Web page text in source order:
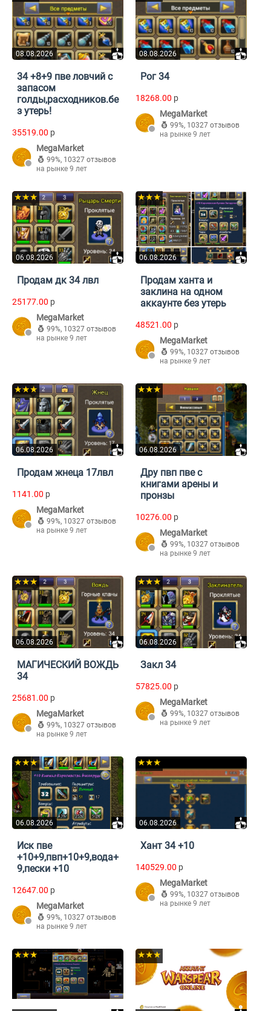
08.08.2026
34 +8+9 пве ловчий с
запасом
голды,расходников.бе
з утерь!
35519.00 p
MegaMarket
99%, 10327 отзывов
на рынке 9 лет
08.08.2026
Рог 34
18268.00 p
MegaMarket
99%, 10327 отзывов
на рынке 9 лет
06.08.2026
★★★
Продам дк 34 лвл
25177.00 p
MegaMarket
99%, 10327 отзывов
на рынке 9 лет
06.08.2026
★★★
Продам ханта и
заклина на одном
аккаунте без утерь
48521.00 p
MegaMarket
99%, 10327 отзывов
на рынке 9 лет
06.08.2026
★★★
Продам жнеца 17лвл
1141.00 p
MegaMarket
99%, 10327 отзывов
на рынке 9 лет
06.08.2026
★★★
Дру пвп пве с
книгами арены и
пронзы
10276.00 p
MegaMarket
99%, 10327 отзывов
на рынке 9 лет
06.08.2026
★★★
МАГИЧЕСКИЙ ВОЖДЬ
34
25681.00 p
MegaMarket
99%, 10327 отзывов
на рынке 9 лет
06.08.2026
★★★
Закл 34
57825.00 p
MegaMarket
99%, 10327 отзывов
на рынке 9 лет
06.08.2026
★★★
Иск пве
+10+9,пвп+10+9,вода+
9,пески +10
12647.00 p
MegaMarket
99%, 10327 отзывов
на рынке 9 лет
06.08.2026
★★★
Хант 34 +10
140529.00 p
MegaMarket
99%, 10327 отзывов
на рынке 9 лет
★★★ ★★★